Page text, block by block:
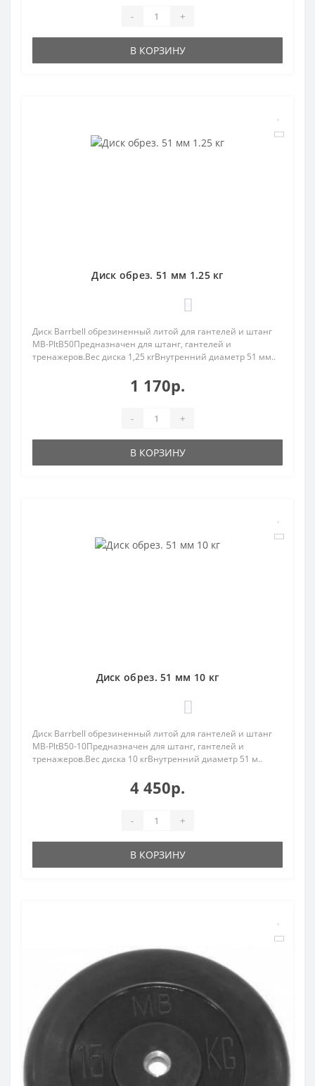
- +
В КОРЗИНУ
Диск обрез. 51 мм 1.25 кг
Диск Barrbell обрезиненный литой для гантелей и штанг
MB-PltB50Предназначен для штанг, гантелей и
тренажеров.Вес диска 1,25 кгВнутренний диаметр 51 мм..
1 170р.
- +
В КОРЗИНУ
Диск обрез. 51 мм 10 кг
Диск Barrbell обрезиненный литой для гантелей и штанг
MB-PltB50-10Предназначен для штанг, гантелей и
тренажеров.Вес диска 10 кгВнутренний диаметр 51 м..
4 450р.
- +
В КОРЗИНУ